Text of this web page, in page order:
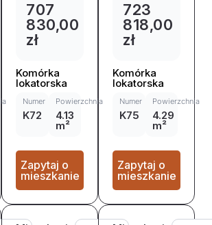
707
830,00
zł
Komórka
lokatorska
Numer
K72
Powierzchnia
4.13
m²
Zapytaj o
mieszkanie
723
818,00
zł
Komórka
lokatorska
Numer
K75
Powierzchnia
4.29
m²
Zapytaj o
mieszkanie